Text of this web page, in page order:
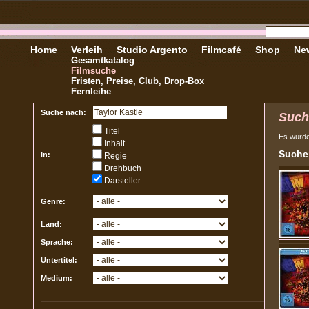
Home Verleih
Gesamtkatalog
Filmsuche
Fristen, Preise, Club, Drop-Box
Fernleihe
Studio Argento Filmcafé Shop
Suche nach:
In:
Titel
Inhalt
Regie
Drehbuch
Darsteller
Genre:
Land:
Sprache:
Untertitel:
Medium:
Es